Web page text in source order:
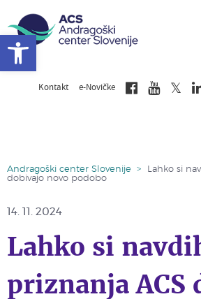
Kontakt e-Novičke
Andragoški center Slovenije >
Lahko si
dobivajo novo podobo
14. 11. 2024
Lahko si
priznanja ACS
Open toolbar